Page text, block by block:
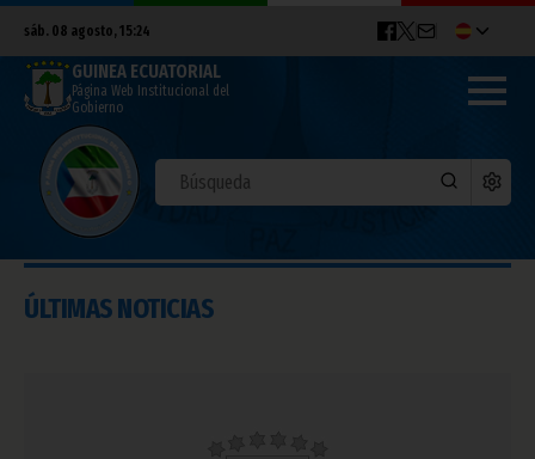
sáb. 08 agosto, 15:24
GUINEA ECUATORIAL
Página Web Institucional del
Gobierno
ÚLTIMAS NOTICIAS